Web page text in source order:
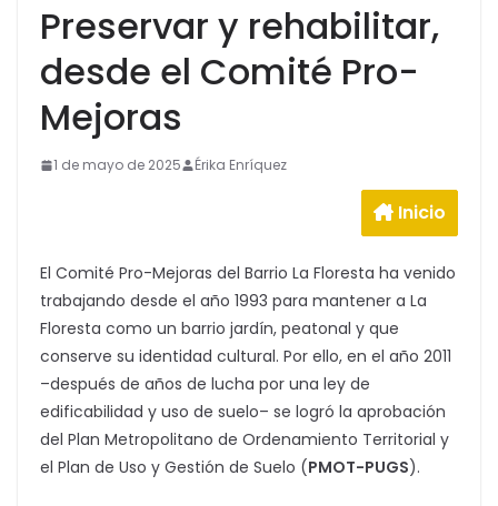
Preservar y rehabilitar,
desde el Comité Pro-
Mejoras
1 de mayo de 2025 Érika Enríquez
Inicio
El Comité Pro-Mejoras del Barrio La Floresta ha venido
trabajando desde el año 1993 para mantener a La
Floresta como un barrio jardín, peatonal y que
conserve su identidad cultural. Por ello, en el año 2011
–después de años de lucha por una ley de
edificabilidad y uso de suelo– se logró la aprobación
del Plan Metropolitano de Ordenamiento Territorial y
el Plan de Uso y Gestión de Suelo (PMOT-PUGS).